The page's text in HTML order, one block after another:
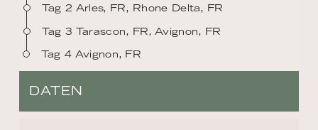
Tag 2 Arles, FR, Rhone Delta, FR
Tag 3 Tarascon, FR, Avignon, FR
Tag 4 Avignon, FR
DATEN